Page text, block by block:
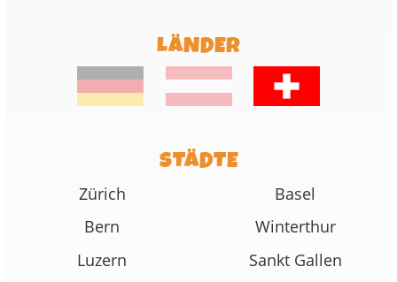
LÄNDER
STÄDTE
Zürich
Basel
Bern
Winterthur
Luzern
Sankt Gallen